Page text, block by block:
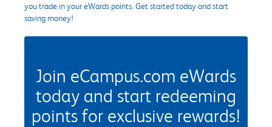
you trade in your eWards points. Get started today and start
saving money!
Join eCampus.com eWards
today and start redeeming
points for exclusive rewards!